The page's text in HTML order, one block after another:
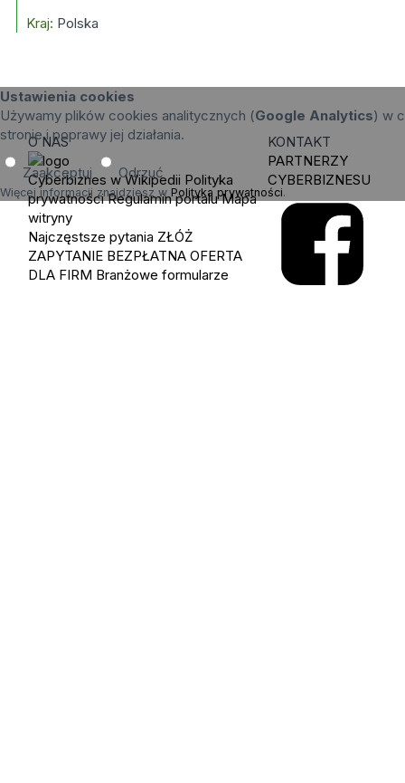
Kraj: Polska
Ustawienia cookies
Używamy plików cookies analitycznych (Google Analytics) w
stronie i poprawy jej działania.
Zaakceptuj Odrzuć
Więcej informacji znajdziesz w Polityka prywatności.
O NAS
Cyberbiznes w Wikipedii Polityka
prywatności Regulamin portalu Mapa
witryny
Najczęstsze pytania ZŁÓŻ
ZAPYTANIE BEZPŁATNA OFERTA
DLA FIRM Branżowe formularze
KONTAKT
PARTNERZY
CYBERBIZNESU